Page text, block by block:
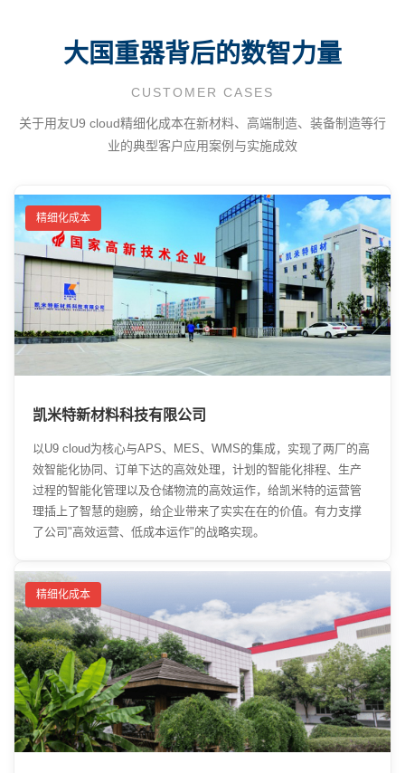
大国重器背后的数智力量
CUSTOMER CASES
关于用友U9 cloud精细化成本在新材料、高端制造、装备制造等行
业的典型客户应用案例与实施成效
精细化成本
凯米特新材料科技有限公司
以U9 cloud为核心与APS、MES、WMS的集成，实现了两厂的高
效智能化协同、订单下达的高效处理，计划的智能化排程、生产
过程的智能化管理以及仓储物流的高效运作，给凯米特的运营管
理插上了智慧的翅膀，给企业带来了实实在在的价值。有力支撑
了公司"高效运营、低成本运作"的战略实现。
精细化成本